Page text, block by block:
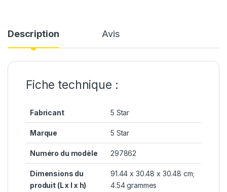
Description Avis
Fiche technique :
Fabricant 5 Star
Marque 5 Star
Numéro du modèle 297862
Dimensions du
produit (L x l x h)
91.44 x 30.48 x 30.48 cm;
4.54 grammes